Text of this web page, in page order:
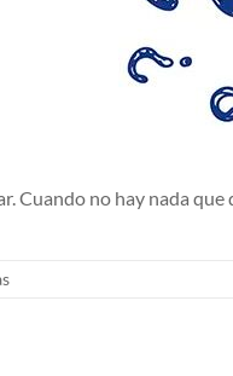
Cuando no hay nada